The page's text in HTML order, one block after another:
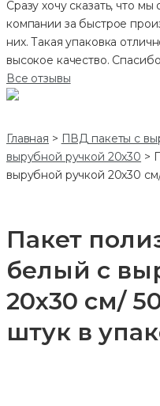
Сразу хочу сказать, что
компании за быстрое
них. Такая упаковка
высокое качество.
Все отзывы
Главная > ПВД пакеты с
вырубной ручкой 20х30 >
вырубной ручкой 20х30
Пакет
белый с
20х30 см/
штук в